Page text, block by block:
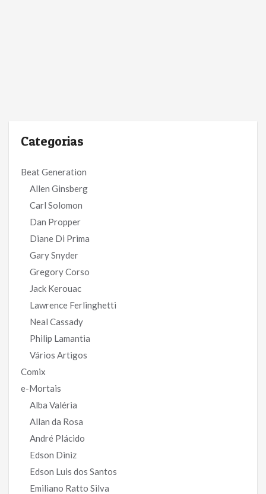
Categorias
Beat Generation
Allen Ginsberg
Carl Solomon
Dan Propper
Diane Di Prima
Gary Snyder
Gregory Corso
Jack Kerouac
Lawrence Ferlinghetti
Neal Cassady
Philip Lamantia
Vários Artigos
Comix
e-Mortais
Alba Valéria
Allan da Rosa
André Plácido
Edson Diniz
Edson Luis dos Santos
Emiliano Ratto Silva